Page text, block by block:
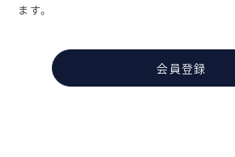
ます。
会員登録